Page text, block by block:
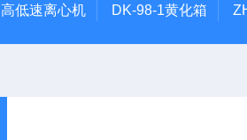
高低速离心机 DK-98-1黄化箱